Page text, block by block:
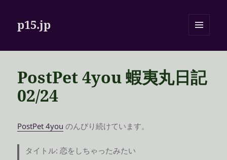
p15.jp
ーとウ
ット
PostPet 4you 蝦夷丸日記
02/24
PostPet 4you のんびり続けています。
タイトル: 恋をしちゃったみたい